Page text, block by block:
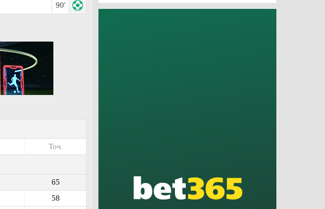
90'
Точ.
65
58